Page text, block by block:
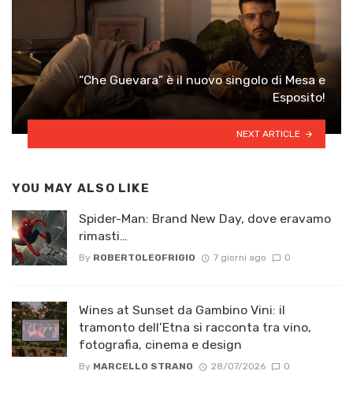
“Che Guevara” è il nuovo singolo di Mesa e
Esposito!
NEXT ARTICLE
YOU MAY ALSO LIKE
Spider-Man: Brand New Day, dove eravamo
rimasti…
By ROBERTOLEOFRIGIO 7 giorni ago 0
Wines at Sunset da Gambino Vini: il
tramonto dell’Etna si racconta tra vino,
fotografia, cinema e design
By MARCELLO STRANO 28/07/2026 0